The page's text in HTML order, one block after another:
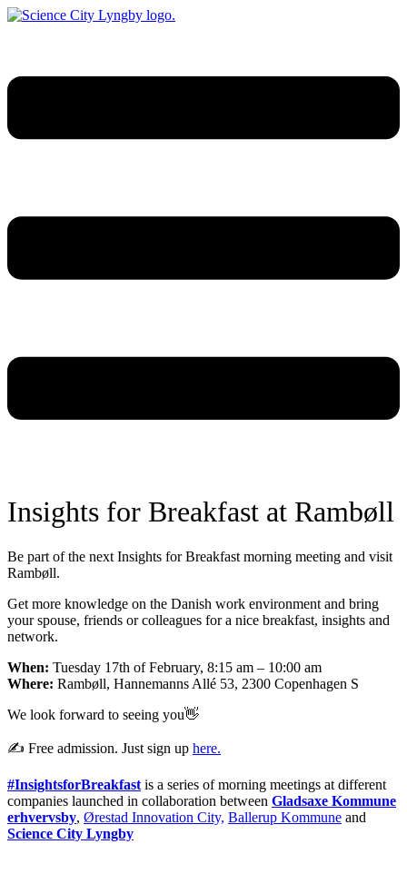
Videre
Insights for Breakfast at Rambøll
Be part of the next Insights for Breakfast morning meeting and visit
Rambøll.
Get more knowledge on the Danish work environment and bring
your spouse, friends or colleagues for a nice breakfast, insights and
network.
When: Tuesday 17th of February, 8:15 am – 10:00 am
Where: Rambøll, Hannemanns Allé 53, 2300 Copenhagen S
We look forward to seeing you👋
✍ Free admission. Just sign up here.
#InsightsforBreakfast is a series of morning meetings at different
companies launched in collaboration between Gladsaxe Kommune
erhvervsby, Ørestad Innovation City, Ballerup Kommune and
Science City Lyngby